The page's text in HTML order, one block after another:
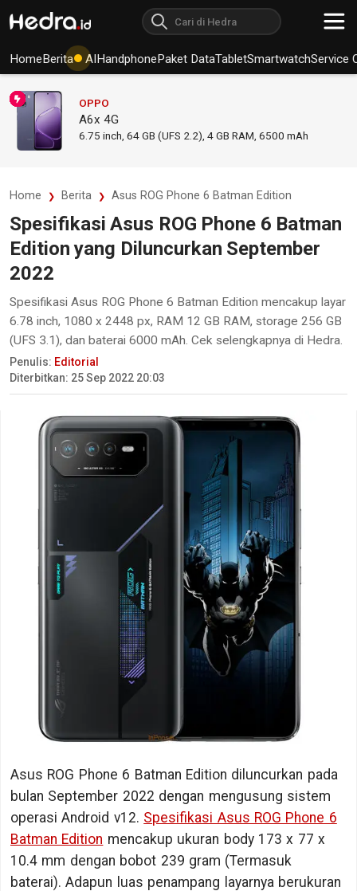
HomeBerita AIHandphonePaket DataTabletSmartwatchService
OPPO
A6x 4G
6.75 inch, 64 GB (UFS 2.2), 4 GB RAM 6500 mAh
Home Berita Asus ROG Phone 6 Batman Edition
Spesifikasi Asus ROG Phone 6 Batman
Edition yang Diluncurkan September
2022
Spesifikasi Asus ROG Phone 6 Batman Edition mencakup layar
6.78 inch, 1080 x 2448 px, RAM 12 GB RAM, storage 256 GB
(UFS 3.1), dan baterai 6000 mAh. Cek selengkapnya di Hedra.
Penulis: Editorial
Diterbitkan: 25 Sep 2022 20:03
Asus ROG Phone 6 Batman Edition diluncurkan pada
bulan September 2022 dengan mengusung sistem
operasi Android v12. Spesifikasi Asus ROG Phone 6
Batman Edition mencakup ukuran body 173 x 77 x
10.4 mm dengan bobot 239 gram (Termasuk
baterai). Adapun luas penampang layarnya berukuran